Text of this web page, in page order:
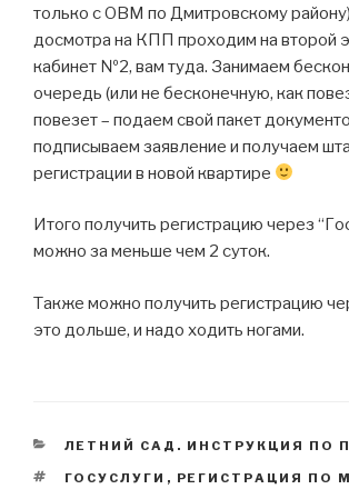
только с ОВМ по Дмитровскому
досмотра на КПП проходим на второй
кабинет №2, вам туда. Занимаем
очередь (или не бесконечную, как
повезет – подаем свой пакет
подписываем заявление и получаем
регистрации в новой квартире
Итого получить регистрацию через
можно за меньше чем 2 суток.
Также можно получить регистрацию
это дольше, и надо ходить ногами.
CATEGORIES
ЛЕТНИЙ САД. ИНСТРУКЦИЯ ПО
TAGS
ГОСУСЛУГИ , РЕГИСТРАЦИЯ ПО